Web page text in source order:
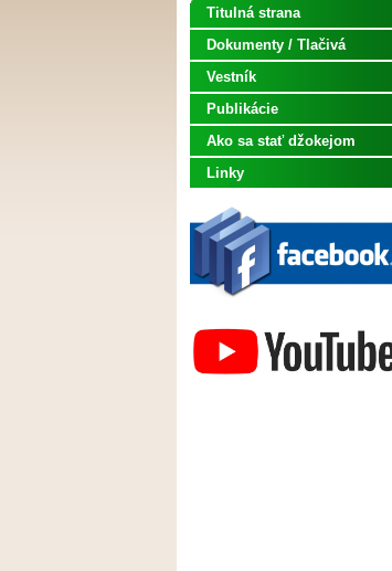
Titulná strana
Dokumenty / Tlačivá
Vestník
Publikácie
Ako sa stať džokejom
Linky